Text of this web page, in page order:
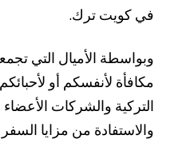
في كويت ترك.
وبواسطة الأميال التي
مكافأة لأنفسكم أو
التركية والشركات
والاستفادة من مزايا